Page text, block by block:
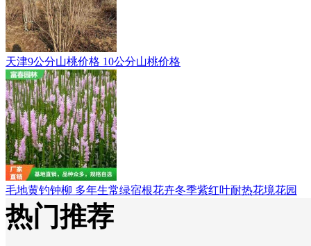
天津9公分山桃价格 10公分山桃价格
毛地黄钓钟柳 多年生常绿宿根花卉冬季紫红叶耐热花境花园
热门推荐